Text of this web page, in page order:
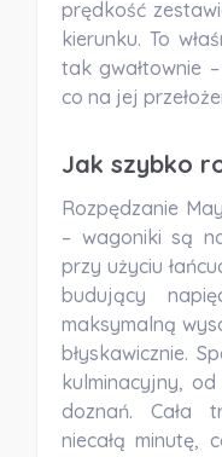
prędkość
kierunku. To
tak gwałtownie
co na jej
Jak szybko
Rozpędzanie
– wagoniki są
przy użyciu
budujący
maksymalną
błyskawicznie.
kulminacyjny,
doznań. Cała
niecałą minutę,